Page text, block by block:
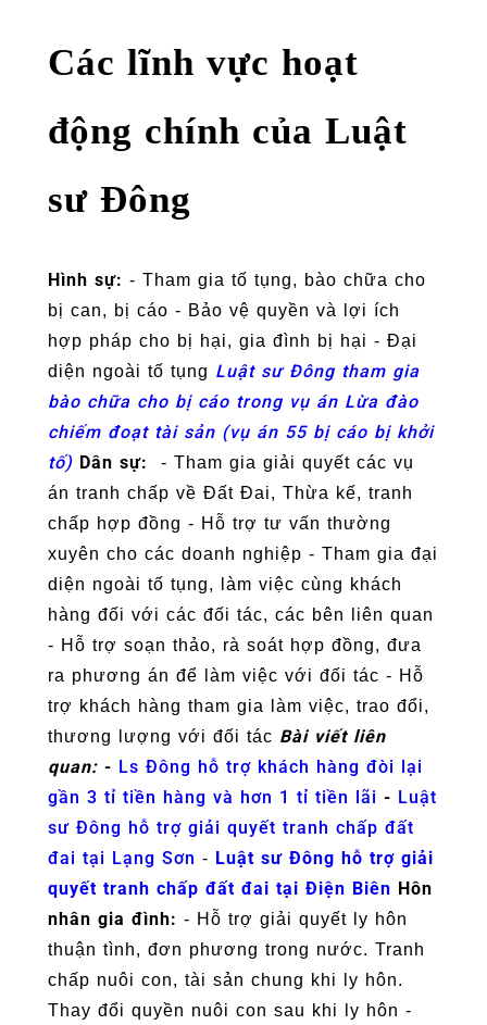
Các lĩnh vực hoạt
động chính của Luật
sư Đông
Hình sự: - Tham gia tố tụng, bào chữa cho
bị can, bị cáo - Bảo vệ quyền và lợi ích
hợp pháp cho bị hại, gia đình bị hại - Đại
diện ngoài tố tụng Luật sư Đông tham gia
bào chữa cho bị cáo trong vụ án Lừa đào
chiếm đoạt tài sản (vụ án 55 bị cáo bị khởi
tố) Dân sự:
- Tham gia giải quyết các vụ
án tranh chấp về Đất Đai, Thừa kế, tranh
chấp hợp đồng - Hỗ trợ tư vấn thường
xuyên cho các doanh nghiệp - Tham gia đại
diện ngoài tố tụng, làm việc cùng khách
hàng đối với các đối tác, các bên liên quan
- Hỗ trợ soạn thảo, rà soát hợp đồng, đưa
ra phương án để làm việc với đối tác - Hỗ
trợ khách hàng tham gia làm việc, trao đổi,
thương lượng với đối tác Bài viết liên
quan: - Ls Đông hỗ trợ khách hàng đòi lại
gần 3 tỉ tiền hàng và hơn 1 tỉ tiền lãi - Luật
sư Đông hỗ trợ giải quyết tranh chấp đất
đai tại Lạng Sơn - Luật sư Đông hỗ trợ giải
quyết tranh chấp đất đai tại Điện Biên Hôn
nhân gia đình: - Hỗ trợ giải quyết ly hôn
thuận tình, đơn phương trong nước. Tranh
chấp nuôi con, tài sản chung khi ly hôn.
Thay đổi quyền nuôi con sau khi ly hôn -